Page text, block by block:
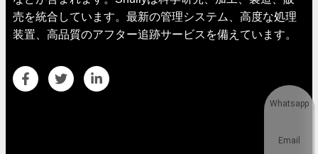
売を統合しています。最新の管理システム、高度な処理
装置、高品質のアフター追跡サービスを備えています。
Whatsapp
Email